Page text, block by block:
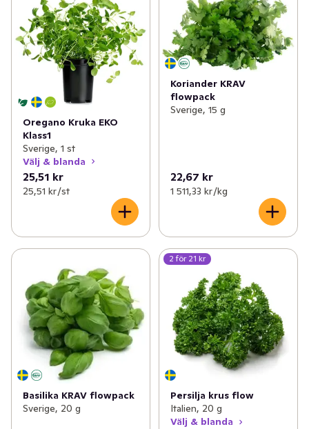
Oregano Kruka EKO
Klass1
Sverige, 1 st
Välj & blanda
25,51 kr
25,51 kr /st
Koriander KRAV
flowpack
Sverige, 15 g
22,67 kr
1 511,33 kr /kg
Basilika KRAV flowpack
Sverige, 20 g
2 för 21 kr
Persilja krus flow
Italien, 20 g
Välj & blanda